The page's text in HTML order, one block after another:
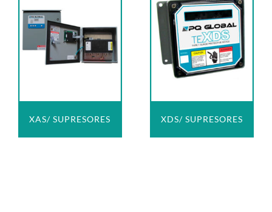
XAS/ SUPRESORES XDS/ SUPRESORES